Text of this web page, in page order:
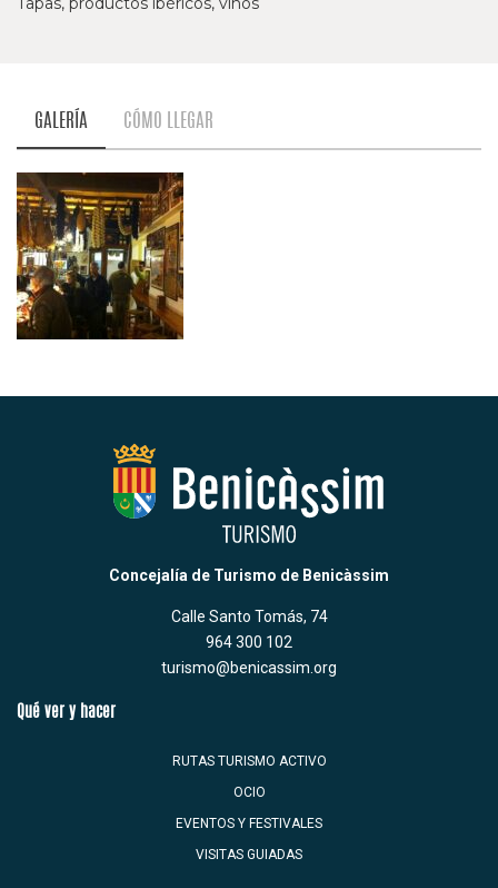
GALERÍA CÓMO LLEGAR
Concejalía de Turismo de Benicàssim
Calle Santo Tomás, 74
964 300 102
turismo@benicassim.org
Qué ver y hacer
RUTAS TURISMO ACTIVO
OCIO
EVENTOS Y FESTIVALES
VISITAS GUIADAS